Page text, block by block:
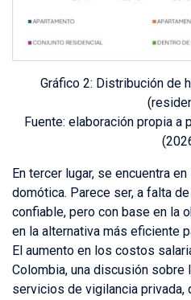
Gráfico 2: Distribución de
Fuente: elaboración propia a
En tercer lugar, se encuentra
domótica. Parece ser, a falta
confiable, pero con base en la
en la alternativa más eficiente
El aumento en los costos
Colombia, una discusión sobre
servicios de vigilancia privada,